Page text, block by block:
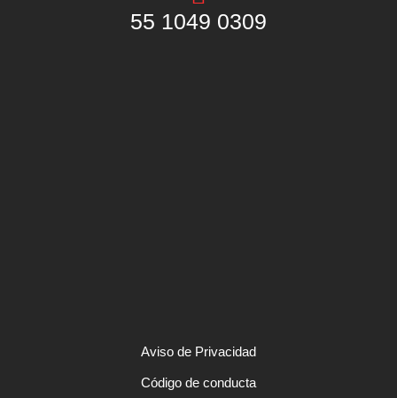
55 1049 0309
Aviso de Privacidad
Código de conducta